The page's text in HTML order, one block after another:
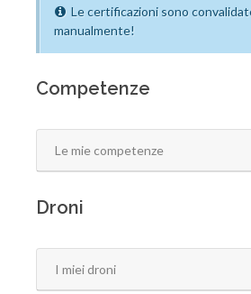
Le certificazioni sono
manualmente!
Competenze
Le mie competenze
Droni
I miei droni